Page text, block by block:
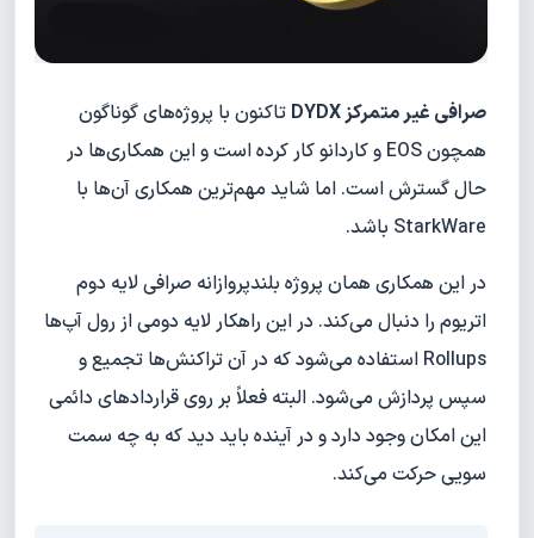
صرافی غیر متمرکز DYDX
تاکنون با پروژه‌های گوناگون
همچون EOS و کاردانو کار کرده است و این همکاری‌ها در
حال گسترش است. اما شاید مهم‌ترین همکاری آن‌ها با
StarkWare باشد.
در این همکاری همان پروژه بلندپروازانه صرافی لایه دوم
اتریوم را دنبال می‌کند. در این راهکار لایه دومی از رول آپ‌ها
Rollups استفاده می‌شود که در آن تراکنش‌ها تجمیع و
سپس پردازش می‌شود. البته فعلاً بر روی قراردادهای دائمی
این امکان وجود دارد و در آینده باید دید که به چه سمت
سویی حرکت می‌کند.